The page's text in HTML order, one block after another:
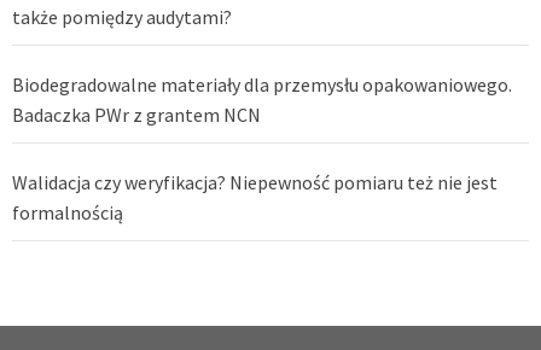
także pomiędzy audytami?
Biodegradowalne materiały dla przemysłu opakowaniowego.
Badaczka PWr z grantem NCN
Walidacja czy weryfikacja? Niepewność pomiaru też nie jest
formalnością